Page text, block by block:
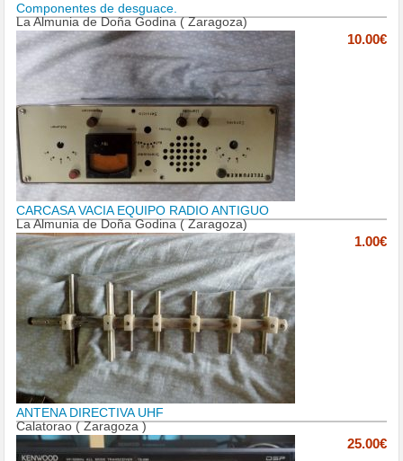
Componentes de desguace.
La Almunia de Doña Godina ( Zaragoza)
10.00€
CARCASA VACIA EQUIPO RADIO ANTIGUO
La Almunia de Doña Godina ( Zaragoza)
1.00€
ANTENA DIRECTIVA UHF
Calatorao ( Zaragoza )
25.00€